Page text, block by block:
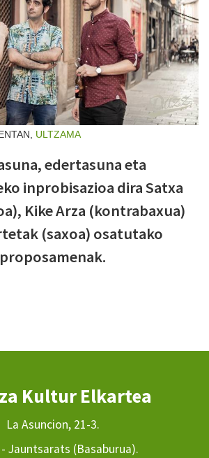
ULTZAMA
edertasuna eta
inprobisazioa dira Satxa
Kike Arza (kontrabaxua)
(saxoa) osatutako
Kultur Elkartea
La Asuncion, 21-3.
Jauntsarats (Basaburua).